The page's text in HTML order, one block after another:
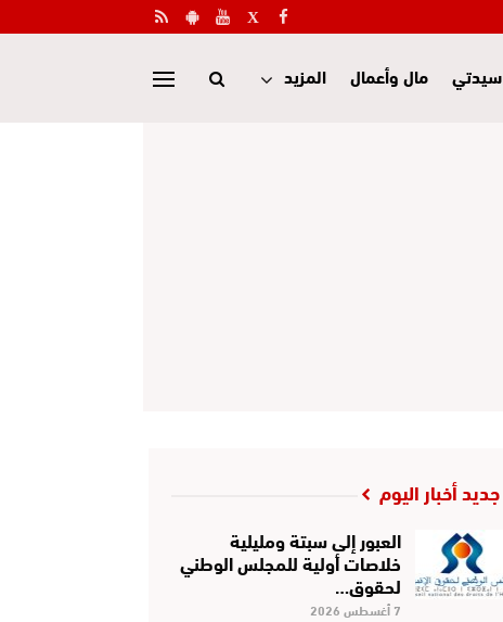
سيدتي مال وأعمال المزيد
جديد أخبار اليوم
العبور إلى سبتة ومليلية
خلاصات أولية للمجلس الوطني
لحقوق…
7 أغسطس 2026